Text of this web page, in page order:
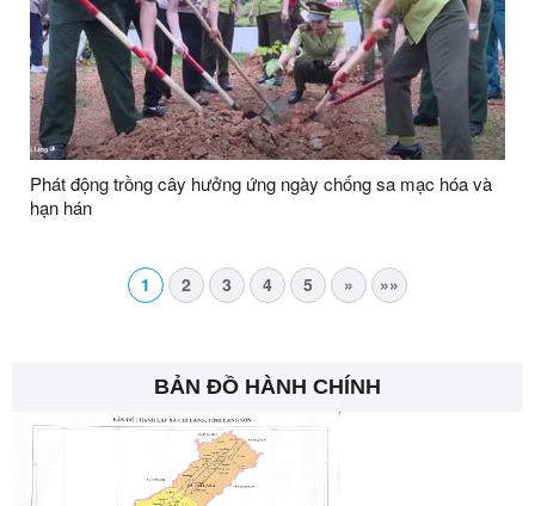
Phát động trồng cây hưởng ứng ngày chống sa mạc hóa và
hạn hán
1 2 3 4 5 » »»
BẢN ĐỒ HÀNH CHÍNH